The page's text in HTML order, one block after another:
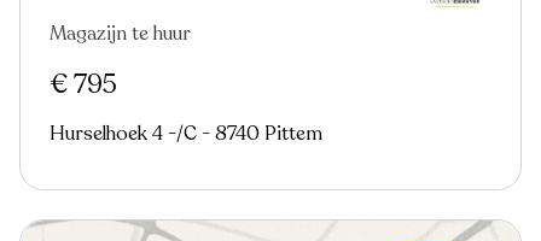
Magazijn te huur
€ 795
Hurselhoek 4 -/C - 8740 Pittem